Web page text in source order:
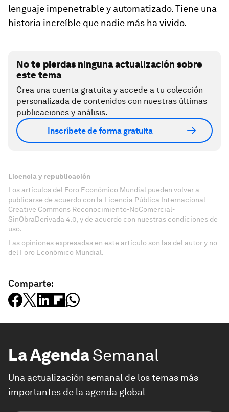
lenguaje impenetrable y automatizado. Tiene una
historia increíble que nadie más ha vivido.
No te pierdas ninguna actualización sobre
este tema
Crea una cuenta gratuita y accede a tu colección
personalizada de contenidos con nuestras últimas
publicaciones y análisis.
Inscríbete de forma gratuita
Licencia y republicación
Los artículos del Foro Económico Mundial pueden volver a
publicarse de acuerdo con la Licencia Pública Internacional
Creative Commons Reconocimiento-NoComercial-
SinObraDerivada 4.0, y de acuerdo con nuestras condiciones de
uso.
Las opiniones expresadas en este artículo son las del autor y no
del Foro Económico Mundial.
Comparte:
La AgendaSemanal
Una actualización semanal de los temas más
importantes de la agenda global